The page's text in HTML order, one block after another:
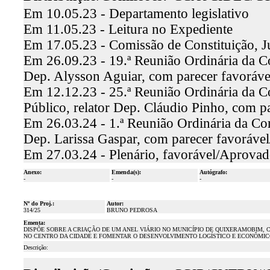
Em 10.05.23 - Departamento legislativo
Em 11.05.23 - Leitura no Expediente
Em 17.05.23 - Comissão de Constituição,
Em 26.09.23 - 19.ª Reunião Ordinária da
Dep. Alysson Aguiar, com parecer
Em 12.12.23 - 25.ª Reunião Ordinária da
Público, relator Dep. Cláudio Pinho, com
Em 26.03.24 - 1.ª Reunião Ordinária da
Dep. Larissa Gaspar, com parecer
Em 27.03.24 - Plenário, favorável/
Anexo:
-
Emenda(s):
-
Autógrafo:
-
Nº do Proj.:
314/25
Autor:
BRUNO PEDROSA
Ementa:
DISPÕE SOBRE A CRIAÇÃO DE UM ANEL VIÁRIO NO MUNICÍPIO DE
NO CENTRO DA CIDADE E FOMENTAR O DESENVOLVIMENTO LOGÍSTICO E
Descrição: